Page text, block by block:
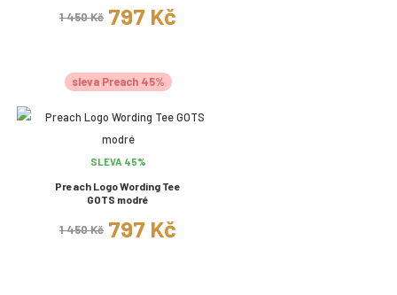
1 450 Kč 797 Kč
sleva Preach 45%
SLEVA 45%
Preach Logo Wording Tee
GOTS modré
1 450 Kč 797 Kč